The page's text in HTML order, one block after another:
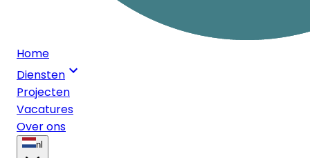
Home
Diensten
Projecten
Vacatures
Over ons
nl